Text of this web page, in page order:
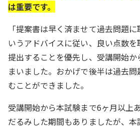
は重要です。
「提案書は早く済ませて過去問題
いうアドバイスに従い、良い点数を
提出することを優先し、受講開始
まいました。おかげで後半は過去
むことができました。
受講開始から本試験まで6ヶ月以上
だるみした期間もありましたが、